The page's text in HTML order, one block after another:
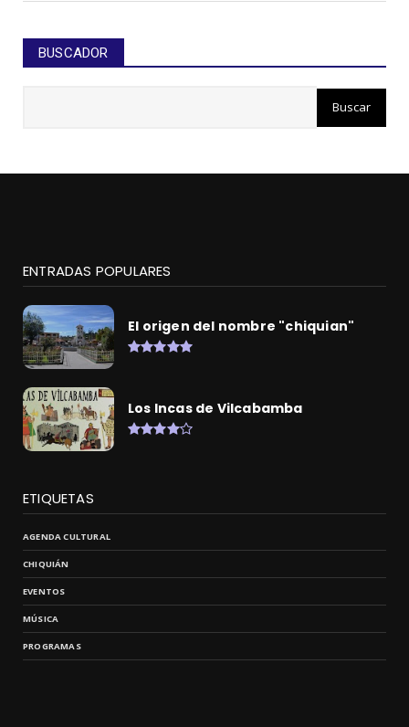
BUSCADOR
ENTRADAS POPULARES
El origen del nombre "chiquian"
Los Incas de Vilcabamba
ETIQUETAS
AGENDA CULTURAL
CHIQUIÁN
EVENTOS
MÚSICA
PROGRAMAS